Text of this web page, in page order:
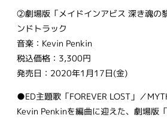
②劇場版「メイドインアビス 深き魂の
ンドトラック
音楽：Kevin Penkin
税込価格：3,300円
発売日：2020年1月17日(金)
●ED主題歌「FOREVER LOST」／
Kevin Penkinを編曲に迎えた、劇場版